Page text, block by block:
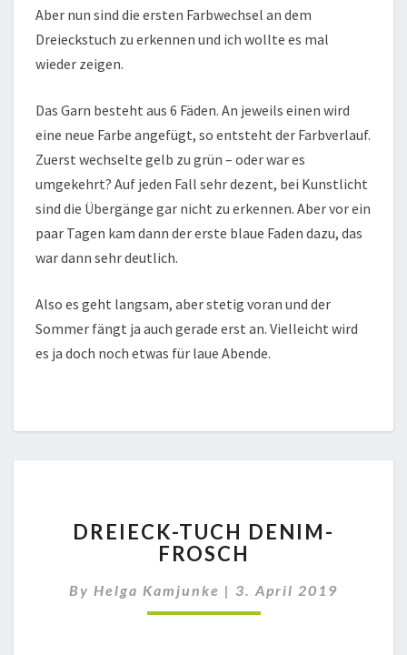
Aber nun sind die ersten Farbwechsel an dem
Dreieckstuch zu erkennen und ich wollte es mal
wieder zeigen.
Das Garn besteht aus 6 Fäden. An jeweils einen wird
eine neue Farbe angefügt, so entsteht der Farbverlauf.
Zuerst wechselte gelb zu grün – oder war es
umgekehrt? Auf jeden Fall sehr dezent, bei Kunstlicht
sind die Übergänge gar nicht zu erkennen. Aber vor ein
paar Tagen kam dann der erste blaue Faden dazu, das
war dann sehr deutlich.
Also es geht langsam, aber stetig voran und der
Sommer fängt ja auch gerade erst an. Vielleicht wird
es ja doch noch etwas für laue Abende.
TUCH
DENIM-
DREIECK-TUCH DENIM-
FROSCH
By Helga Kamjunke | 3. April 2019